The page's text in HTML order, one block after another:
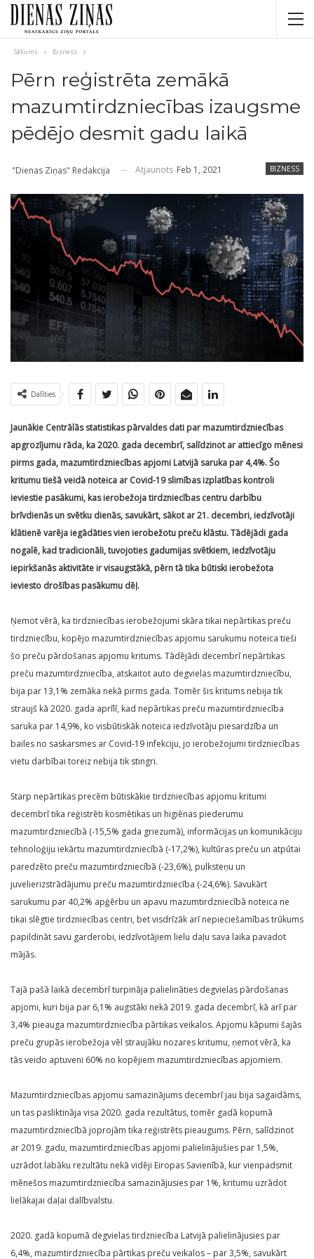
Sākums Bizness
Pērn reģistrēta zemākā
mazumtirdzniecības izaugsme
pēdējo desmit gadu laikā
BIZNESS
"Dienas Ziņas" Redakcija Atjaunots Feb 1, 2021
Dalīties
Jaunākie Centrālās statistikas pārvaldes dati par mazumtirdzniecības
apgrozījumu rāda, ka 2020. gada decembrī, salīdzinot ar attiecīgo mēnesi
pirms gada, mazumtirdzniecības apjomi Latvijā saruka par 4,4%. Šo
kritumu tiešā veidā noteica ar Covid-19 slimības izplatības kontroli
ieviestie pasākumi, kas ierobežoja tirdzniecības centru darbību
brīvdienās un svētku dienās, savukārt, sākot ar 21. decembri, iedzīvotāji
klātienē varēja iegādāties vien ierobežotu preču klāstu. Tādējādi gada
nogalē, kad tradicionāli, tuvojoties gadumijas svētkiem, iedzīvotāju
iepirkšanās aktivitāte ir visaugstākā, pērn tā tika būtiski ierobežota
ieviesto drošības pasākumu dēļ.
Ņemot vērā, ka tirdzniecības ierobežojumi skāra tikai nepārtikas preču
tirdzniecību, kopējo mazumtirdzniecības apjomu sarukumu noteica tieši
šo preču pārdošanas apjomu kritums. Tādējādi decembrī nepārtikas
preču mazumtirdzniecība, atskaitot auto degvielas mazumtirdzniecību,
bija par 13,1% zemāka nekā pirms gada. Tomēr šis kritums nebija tik
straujš kā 2020. gada aprīlī, kad nepārtikas preču mazumtirdzniecība
saruka par 14,9%, ko visbūtiskāk noteica iedzīvotāju piesardzība un
bailes no saskarsmes ar Covid-19 infekciju, jo ierobežojumi tirdzniecības
vietu darbībai toreiz nebija tik stingri.
Starp nepārtikas precēm būtiskākie tirdzniecības apjomu kritumi
decembrī tika reģistrēti kosmētikas un higiēnas piederumu
mazumtirdzniecībā (-15,5% gada griezumā), informācijas un komunikāciju
tehnoloģiju iekārtu mazumtirdzniecībā (-17,2%), kultūras preču un atpūtai
paredzēto preču mazumtirdzniecībā (-23,6%), pulksteņu un
juvelierizstrādājumu preču mazumtirdzniecība (-24,6%). Savukārt
sarukumu par 40,2% apģērbu un apavu mazumtirdzniecībā noteica ne
tikai slēgtie tirdzniecības centri, bet visdrīzāk arī nepieciešamības trūkums
papildināt savu garderobi, iedzīvotājiem lielu daļu sava laika pavadot
mājās.
Tajā pašā laikā decembrī turpināja palielināties degvielas pārdošanas
apjomi, kuri bija par 6,1% augstāki nekā 2019. gada decembrī, kā arī par
3,4% pieauga mazumtirdzniecība pārtikas veikalos. Apjomu kāpumi šajās
preču grupās ierobežoja vēl straujāku nozares kritumu, ņemot vērā, ka
tās veido aptuveni 60% no kopējiem mazumtirdzniecības apjomiem.
Mazumtirdzniecības apjomu samazinājums decembrī jau bija sagaidāms,
un tas pasliktināja visa 2020. gada rezultātus, tomēr gadā kopumā
mazumtirdzniecībā joprojām tika reģistrēts pieaugums. Pērn, salīdzinot
ar 2019. gadu, mazumtirdzniecības apjomi palielinājušies par 1,5%,
uzrādot labāku rezultātu nekā vidēji Eiropas Savienībā, kur vienpadsmit
mēnešos mazumtirdzniecība samazinājusies par 1%, kritumu uzrādot
lielākajai daļai dalībvalstu.
2020. gadā kopumā degvielas tirdzniecība Latvijā palielinājusies par
6,4%, mazumtirdzniecība pārtikas preču veikalos – par 3,5%, savukārt